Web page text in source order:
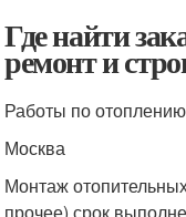
Где найти
ремонт и
Работы по отоплению
Москва
Монтаж